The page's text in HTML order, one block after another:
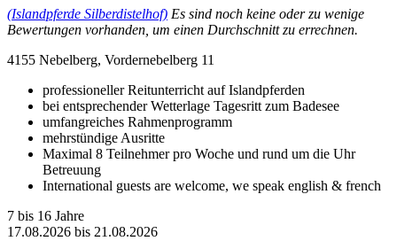
(Islandpferde Silberdistelhof) Es sind noch keine oder zu wenige
Bewertungen vorhanden, um einen Durchschnitt zu errechnen.
4155 Nebelberg, Vordernebelberg 11
professioneller Reitunterricht auf Islandpferden
bei entsprechender Wetterlage Tagesritt zum Badesee
umfangreiches Rahmenprogramm
mehrstündige Ausritte
Maximal 8 Teilnehmer pro Woche und rund um die Uhr
Betreuung
International guests are welcome, we speak english & french
7 bis 16 Jahre
17.08.2026 bis 21.08.2026